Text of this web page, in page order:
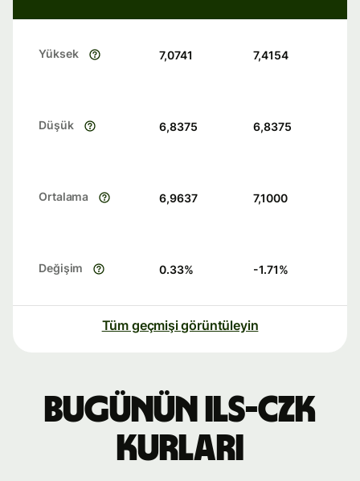
Yüksek 7,0741 7,4154
Düşük 6,8375 6,8375
Ortalama 6,9637 7,1000
Değişim 0.33% -1.71%
Tüm geçmişi görüntüleyin
Bugünün ILS-CZK
kurları